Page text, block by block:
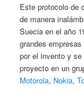
Este protocolo de
de manera
Suecia en el año
grandes
por el invento y se
proyecto en un
Motorola, Nokia,